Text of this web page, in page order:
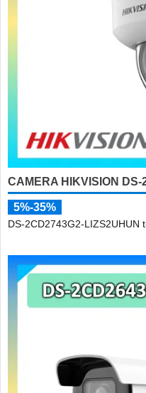
CAMERA HIKVISION DS-
5%-35%
DS-2CD2743G2-